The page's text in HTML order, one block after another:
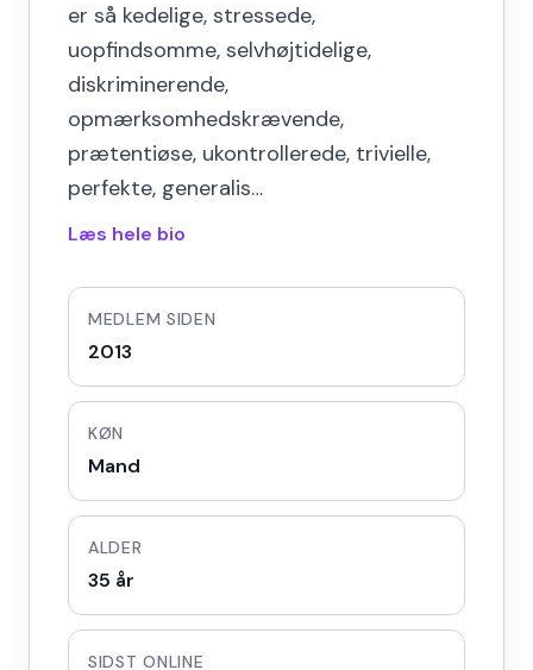
er så kedelige, stressede,
uopfindsomme, selvhøjtidelige,
diskriminerende,
opmærksomhedskrævende,
prætentiøse, ukontrollerede, trivielle,
perfekte, generalis…
Læs hele bio
MEDLEM SIDEN
2013
KØN
Mand
ALDER
35 år
SIDST ONLINE